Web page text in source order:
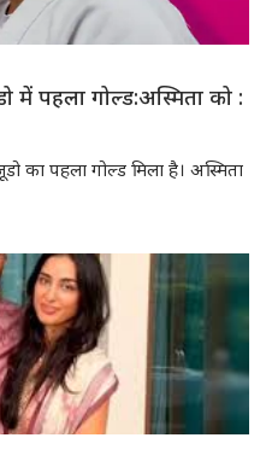
पहला गोल्ड:अस्मिता को :
का पहला गोल्ड मिला है। अस्मिता